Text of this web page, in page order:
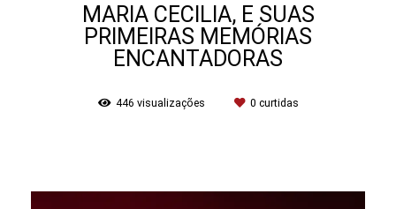
MARIA CECILIA, E SUAS
PRIMEIRAS MEMÓRIAS
ENCANTADORAS
446 visualizações 0 curtidas